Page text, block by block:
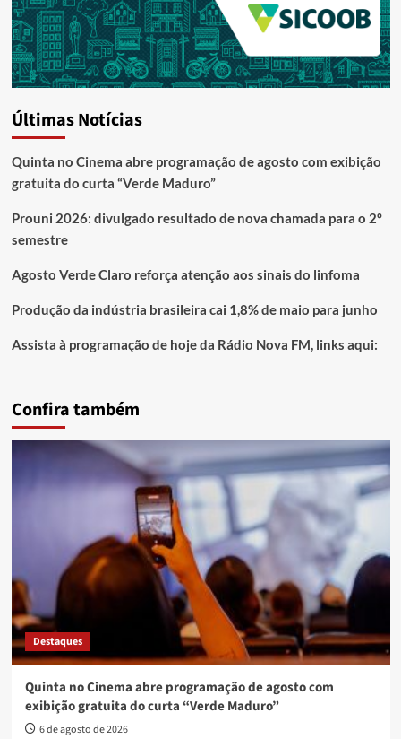
Últimas Notícias
Quinta no Cinema abre programação de agosto com exibição
gratuita do curta “Verde Maduro”
Prouni 2026: divulgado resultado de nova chamada para o 2º
semestre
Agosto Verde Claro reforça atenção aos sinais do linfoma
Produção da indústria brasileira cai 1,8% de maio para junho
Assista à programação de hoje da Rádio Nova FM, links aqui:
Confira também
Destaques
Quinta no Cinema abre programação de agosto com
exibição gratuita do curta “Verde Maduro”
6 de agosto de 2026